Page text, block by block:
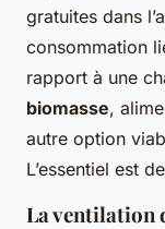
gratuites dans
consommation
rapport à une
biomasse,
autre option
L’essentiel est
La ventilation